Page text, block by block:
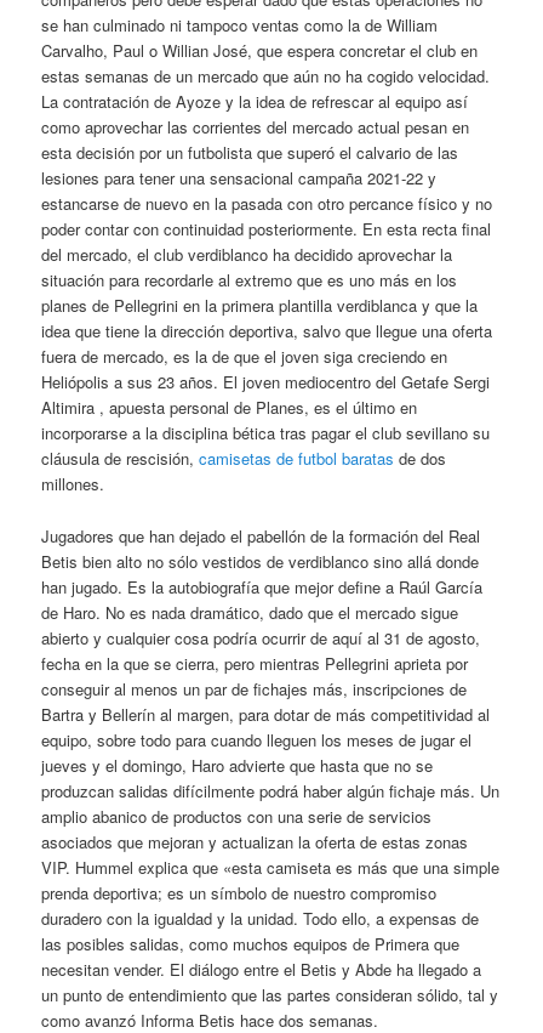
se han culminado ni tampoco ventas como la de William
Carvalho, Paul o Willian José, que espera concretar el club en
estas semanas de un mercado que aún no ha cogido velocidad.
La contratación de Ayoze y la idea de refrescar al equipo así
como aprovechar las corrientes del mercado actual pesan en
esta decisión por un futbolista que superó el calvario de las
lesiones para tener una sensacional campaña 2021-22 y
estancarse de nuevo en la pasada con otro percance físico y no
poder contar con continuidad posteriormente. En esta recta final
del mercado, el club verdiblanco ha decidido aprovechar la
situación para recordarle al extremo que es uno más en los
planes de Pellegrini en la primera plantilla verdiblanca y que la
idea que tiene la dirección deportiva, salvo que llegue una oferta
fuera de mercado, es la de que el joven siga creciendo en
Heliópolis a sus 23 años. El joven mediocentro del Getafe Sergi
Altimira , apuesta personal de Planes, es el último en
incorporarse a la disciplina bética tras pagar el club sevillano su
cláusula de rescisión,camisetas de futbol baratas de dos
millones.
Jugadores que han dejado el pabellón de la formación del Real
Betis bien alto no sólo vestidos de verdiblanco sino allá donde
han jugado. Es la autobiografía que mejor define a Raúl García
de Haro. No es nada dramático, dado que el mercado sigue
abierto y cualquier cosa podría ocurrir de aquí al 31 de agosto,
fecha en la que se cierra, pero mientras Pellegrini aprieta por
conseguir al menos un par de fichajes más, inscripciones de
Bartra y Bellerín al margen, para dotar de más competitividad al
equipo, sobre todo para cuando lleguen los meses de jugar el
jueves y el domingo, Haro advierte que hasta que no se
produzcan salidas difícilmente podrá haber algún fichaje más. Un
amplio abanico de productos con una serie de servicios
asociados que mejoran y actualizan la oferta de estas zonas
VIP. Hummel explica que «esta camiseta es más que una simple
prenda deportiva; es un símbolo de nuestro compromiso
duradero con la igualdad y la unidad. Todo ello, a expensas de
las posibles salidas, como muchos equipos de Primera que
necesitan vender. El diálogo entre el Betis y Abde ha llegado a
un punto de entendimiento que las partes consideran sólido, tal y
como avanzó Informa Betis hace dos semanas.